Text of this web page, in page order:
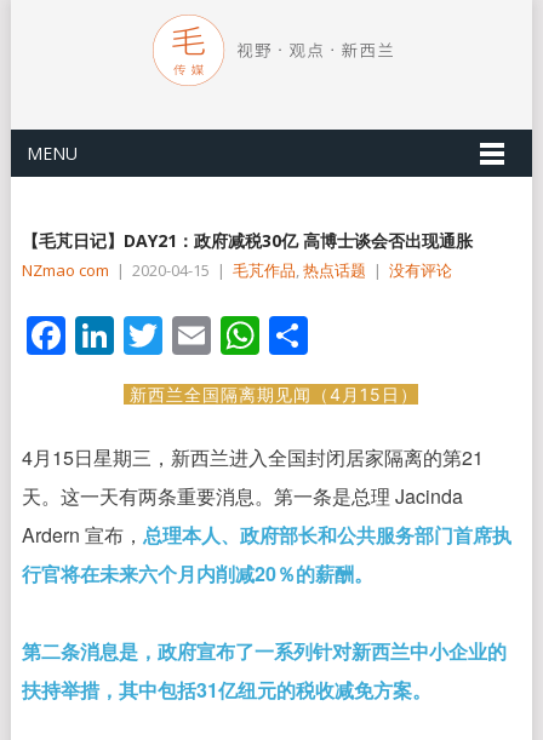
MENU
【毛芃日记】DAY21：政府减税30亿 高博士谈会否出现通胀
NZmao com | 2020-04-15 | 毛芃作品,热点话题 | 没有评论
Facebook
LinkedIn
Twitter
EmailWhatsApp
分
享
新西兰全国隔离期见闻（4月15日）
4月15日星期三，新西兰进入全国封闭居家隔离的第21
天。 这一天有两条重要消息。第一条是总理 Jacinda
Ardern 宣布， 总理本人、政府部长和公共服务部门首席执
行官将在未来六个月内削减20％的薪酬。
第二条消息是，政府宣布了一系列针对新西兰中小企业的
扶持举措，其中包括31亿纽元的税收减免方案。